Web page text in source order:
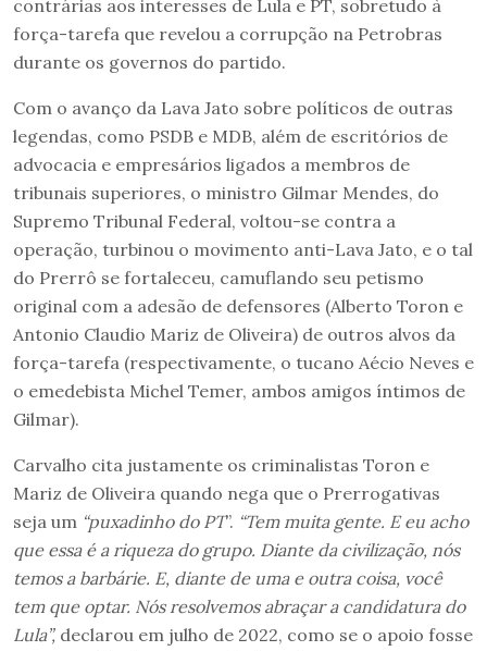
contrárias aos interesses de Lula e PT, sobretudo à
força-tarefa que revelou a corrupção na Petrobras
durante os governos do partido.
Com o avanço da Lava Jato sobre políticos de outras
legendas, como PSDB e MDB, além de escritórios de
advocacia e empresários ligados a membros de
tribunais superiores, o ministro Gilmar Mendes, do
Supremo Tribunal Federal, voltou-se contra a
operação, turbinou o movimento anti-Lava Jato, e o tal
do Prerrô se fortaleceu, camuflando seu petismo
original com a adesão de defensores (Alberto Toron e
Antonio Claudio Mariz de Oliveira) de outros alvos da
força-tarefa (respectivamente, o tucano Aécio Neves e
o emedebista Michel Temer, ambos amigos íntimos de
Gilmar).
Carvalho cita justamente os criminalistas Toron e
Mariz de Oliveira quando nega que o Prerrogativas
seja um “puxadinho do PT”. “Tem muita gente. E eu acho
que essa é a riqueza do grupo. Diante da civilização, nós
temos a barbárie. E, diante de uma e outra coisa, você
tem que optar. Nós resolvemos abraçar a candidatura do
Lula”, declarou em julho de 2022, como se o apoio fosse